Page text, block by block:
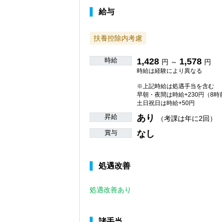
給与
扶養控除内考慮
時給 1,428 円 ～ 1,578 円
時給は経験により異なる
※上記時給は処遇手当を含む
早朝・夜間は時給+230円（8時
土日祝日は時給+50円
昇給 あり （考課は年に2回）
賞与 なし
処遇改善
処遇改善あり